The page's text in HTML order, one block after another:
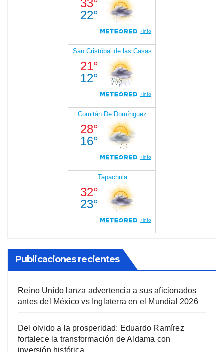
Publicaciones recientes
Reino Unido lanza advertencia a sus aficionados
antes del México vs Inglaterra en el Mundial 2026
Del olvido a la prosperidad: Eduardo Ramírez
fortalece la transformación de Aldama con
inversión histórica